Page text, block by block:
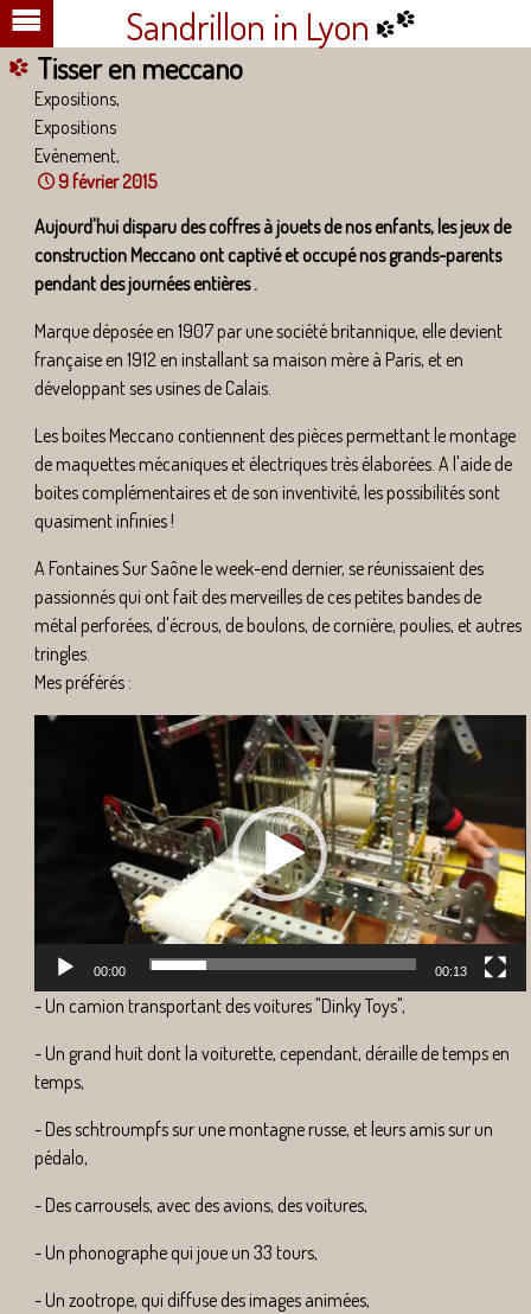
Sandrillon in Lyon
Tisser en meccano
Expositions,
Expositions
Evènement,
9 février 2015
Aujourd'hui disparu des coffres à jouets de nos enfants, les jeux de
construction Meccano ont captivé et occupénos grands-parents
pendant des journées entières .
Marque déposée en 1907 par une société britannique, elle devient
française en 1912 en installant sa maison mère à Paris, et en
développant ses usines de Calais.
Les boites Meccano contiennent des pièces permettant le montage
de maquettes mécaniques et électriques très élaborées. A l'aide de
boites complémentaires et de son inventivité, les possibilités sont
quasiment infinies !
A Fontaines Sur Saône le week-end dernier, se réunissaient des
passionnés qui ont fait des merveilles de ces petites bandes de
métal perforées, d'écrous, de boulons, de cornière, poulies, et autres
tringles.
Mes préférés :
00:00
00:00
00:13
- Un camion transportant des voitures "Dinky Toys",
- Un grand huit dont la voiturette, cependant, déraille de temps en
temps,
- Des schtroumpfs sur une montagne russe, et leurs amis sur un
pédalo,
- Des carrousels, avec des avions, des voitures,
- Un phonographe qui joue un 33 tours,
- Un zootrope, qui diffuse des images animées,